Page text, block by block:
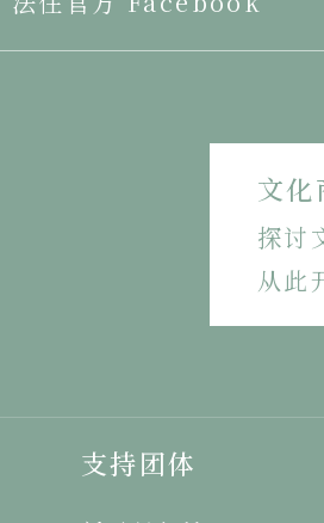
文化
探讨
从此
支持团体